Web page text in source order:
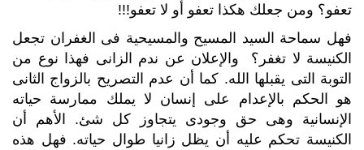
تعفو؟ ومن جعلك هكذا تعفو أو لا تعفو!!!
فهل سماحة السيد المسيح والمسيحية فى الغفران تجعل
الكنيسة لا تغفر؟ والإعلان عن ندم الزانى فهذا نوع من
التوبة التى يقبلها الله. كما أن عدم التصريح بالزواج الثانى
هو الحكم بالإعدام على إنسان لا يملك ممارسة حياته
الإنسانية وهى حق وجودى يتجاوز كل شئ. الأهم أن
الكنيسة تحكم عليه أن يظل زانيا طوال حياته. فهل هذه